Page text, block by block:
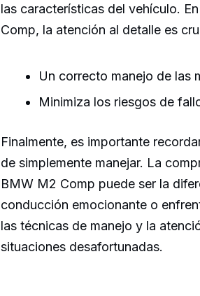
las características del vehículo.
Comp, la atención al detalle es
Un correcto manejo de las
Minimiza los riesgos de
Finalmente, es importante
de simplemente manejar. La
BMW M2 Comp puede ser la
conducción emocionante o
las técnicas de manejo y la
situaciones desafortunadas.